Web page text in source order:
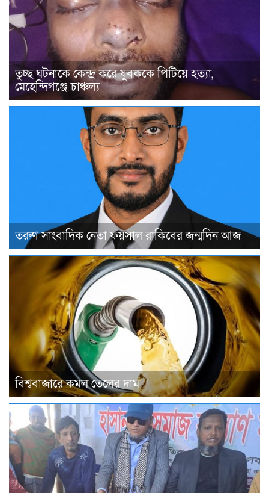
তুচ্ছ ঘটনাকে কেন্দ্র করে যুবককে পিটিয়ে হত্যা,
মেহেন্দিগঞ্জে চাঞ্চল্য
তরুণ সাংবাদিক নেতা ফয়সাল রাকিবের জন্মদিন আজ
বিশ্ববাজারে কমল তেলের দাম